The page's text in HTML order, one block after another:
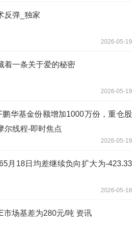
反弹_独家
2026-05-19
着一条关于爱的秘密
2026-05-19
华基金份额增加1000万份，重仓股
尔线程-即时焦点
2026-05-19
月18日均差继续负向扩大为-423.33
2026-05-18
市场基差为280元/吨 资讯